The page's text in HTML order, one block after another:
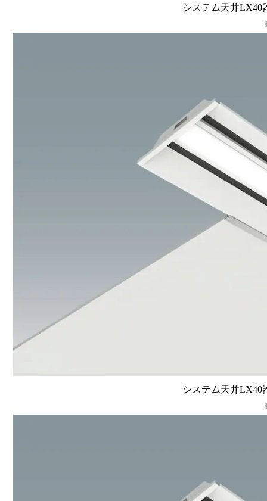
システム天井LX40
システム天井LX40